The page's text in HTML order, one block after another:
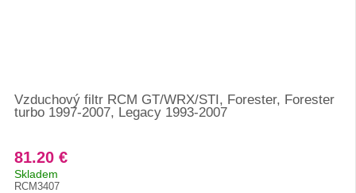
Vzduchový filtr RCM GT/WRX/STI, Forester, Forester
turbo 1997-2007, Legacy 1993-2007
81.20 €
Skladem
RCM3407